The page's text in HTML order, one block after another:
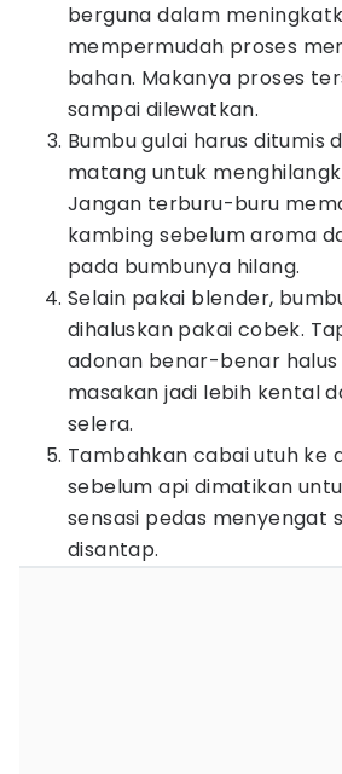
berguna dalam
mempermudah proses
bahan. Makanya proses
sampai dilewatkan.
Bumbu gulai harus ditumis
matang untuk
Jangan terburu-buru
kambing sebelum aroma
pada bumbunya hilang.
Selain pakai blender,
dihaluskan pakai cobek.
adonan benar-benar halus
masakan jadi lebih kental
selera.
Tambahkan cabai utuh ke
sebelum api dimatikan
sensasi pedas menyengat
disantap.